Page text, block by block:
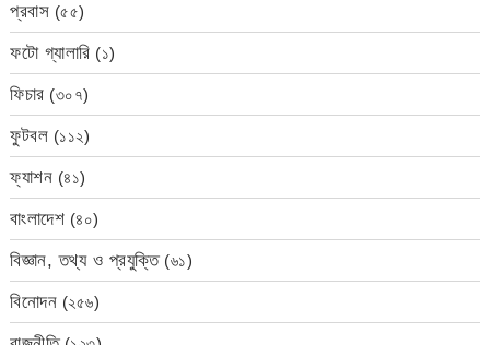
প্রবাস (৫৫)
ফটো গ্যালারি (১)
ফিচার (৩০৭)
ফুটবল (১১২)
ফ্যাশন (৪১)
বাংলাদেশ (৪০)
বিজ্ঞান, তথ্য ও প্রযুক্তি(৬১)
বিনোদন (২৫৬)